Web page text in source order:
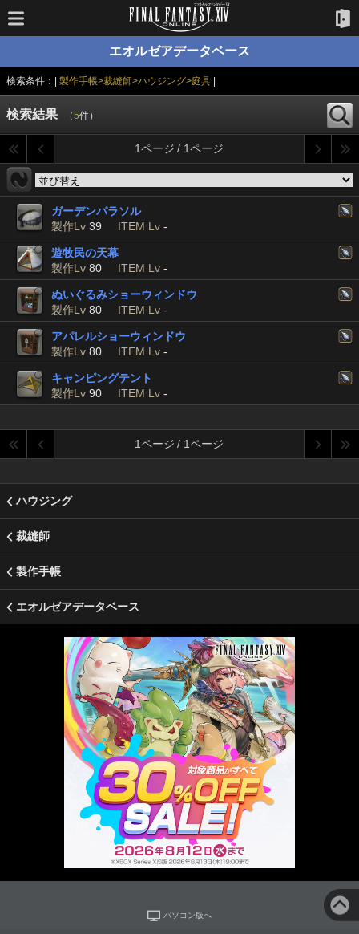
エオルゼアデータベース
検索条件：| 製作手帳>裁縫師>ハウジング>庭具|
検索結果 （5件）
1ページ / 1ページ
ガーデンパラソル
製作Lv 39 ITEM Lv -
遊牧民の天幕
製作Lv 80 ITEM Lv -
ぬいぐるみショーウィンドウ
製作Lv 80 ITEM Lv -
アパレルショーウィンドウ
製作Lv 80 ITEM Lv -
キャンピングテント
製作Lv 90 ITEM Lv -
1ページ / 1ページ
ハウジング
裁縫師
製作手帳
エオルゼアデータベース
パソコン版へ